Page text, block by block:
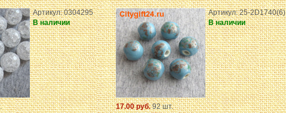
Артикул: 0304295
В наличии
Артикул: 25-2D1740(6)
В наличии
17.00 руб.92 шт.